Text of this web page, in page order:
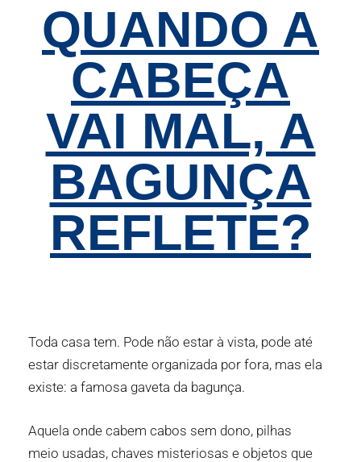
QUANDO A
CABEÇA
VAI MAL, A
BAGUNÇA
REFLETE?
Toda casa tem. Pode não estar à vista, pode até
estar discretamente organizada por fora, mas ela
existe: a famosa gaveta da bagunça.
Aquela onde cabem cabos sem dono, pilhas
meio usadas, chaves misteriosas e objetos que